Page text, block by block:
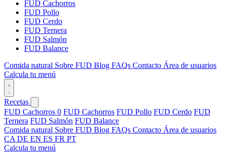
FUD Cachorros
FUD Pollo
FUD Cerdo
FUD Ternera
FUD Salmón
FUD Balance
Comida natural Sobre FUD Blog FAQs Contacto Área de usuarios
Calcula tu menú
Recetas
FUD Cachorros 0 FUD Cachorros FUD Pollo FUD Cerdo FUD
Ternera FUD Salmón FUD Balance
Comida natural Sobre FUD Blog FAQs Contacto Área de usuarios
CA DE EN ES FR PT
Calcula tu menú